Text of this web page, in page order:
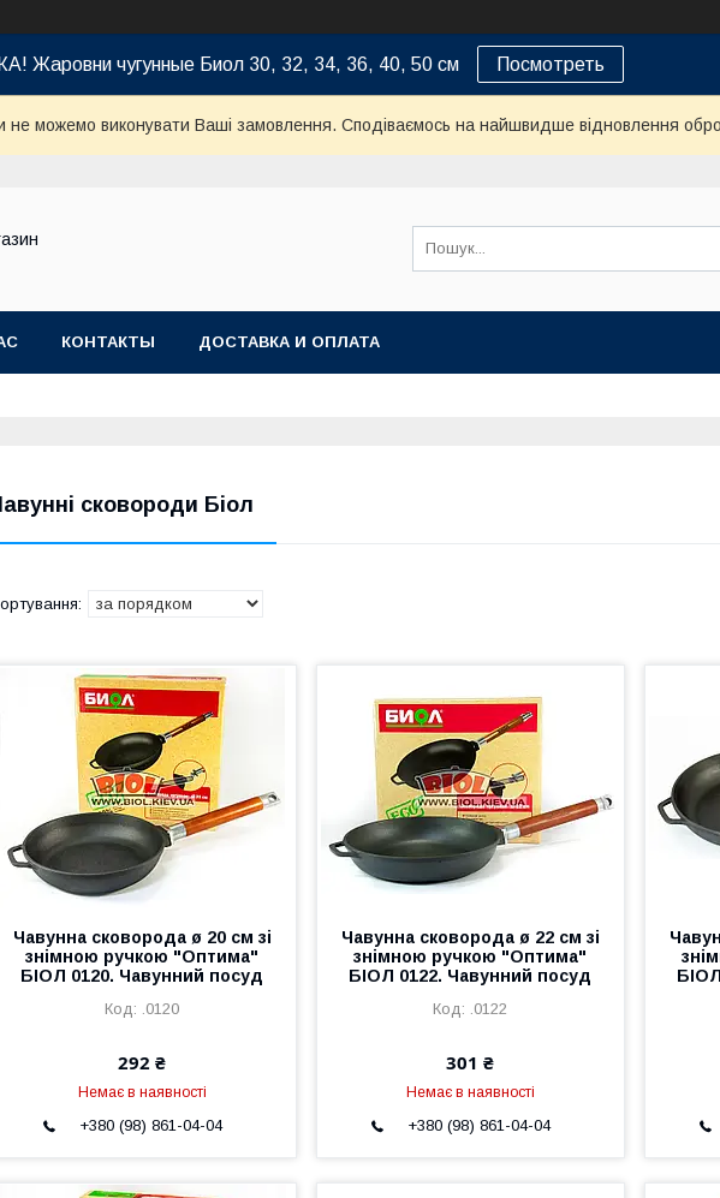
Жаровни чугунные Биол 30, 32, 34, 36, 40, 50 см Посмотреть
не можемо виконувати Ваші замовлення. Сподіваємось на найшвидше відновлення
КОНТАКТЫ ДОСТАВКА И ОПЛАТА
сковороди Біол
Чавунна сковорода ø 20 см зі
знімною ручкою "Оптима"
БІОЛ 0120. Чавунний посуд
.0120
292 ₴
Немає в наявності
+380 (98) 861-04-04
Чавунна сковорода ø 22 см зі
знімною ручкою "Оптима"
БІОЛ 0122. Чавунний посуд
.0122
301 ₴
Немає в наявності
+380 (98) 861-04-04